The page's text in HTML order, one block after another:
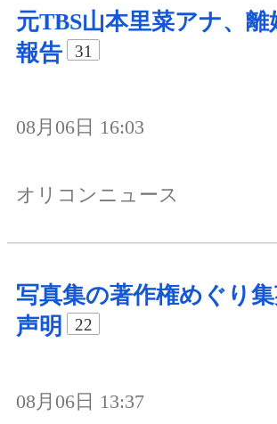
元TBS山本里菜アナ、離
報告
31
08月06日 16:03
オリコンニュース
写真集の著作権めぐり
声明
22
08月06日 13:37